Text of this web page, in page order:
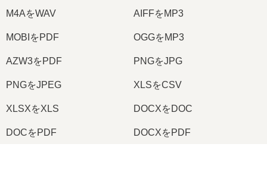
M4AをWAV AIFFをMP3
MOBIをPDF OGGをMP3
AZW3をPDF PNGをJPG
PNGをJPEG XLSをCSV
XLSXをXLS DOCXをDOC
DOCをPDF DOCXをPDF